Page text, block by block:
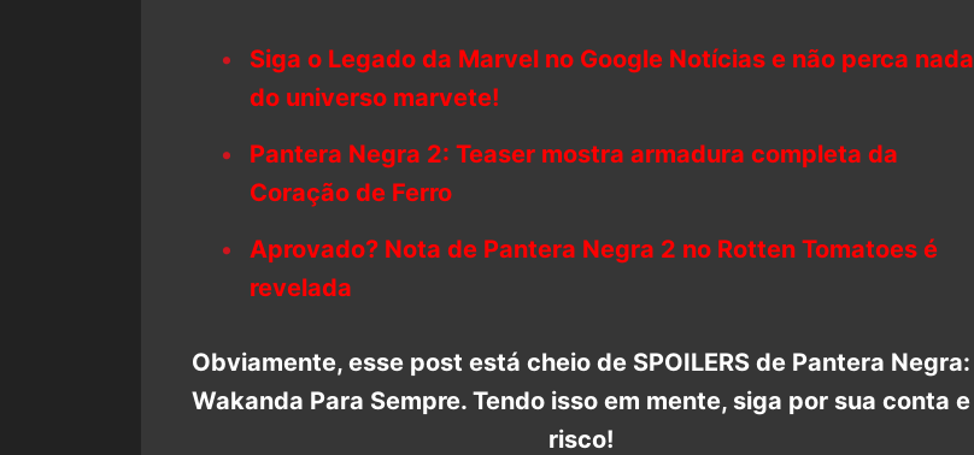
Siga o Legado da Marvel no Google Notícias e não perca nada
do universo marvete!
Pantera Negra 2: Teaser mostra armadura completa da
Coração de Ferro
Aprovado? Nota de Pantera Negra 2 no Rotten Tomatoes é
revelada
Obviamente, esse post está cheio de SPOILERS de Pantera Negra:
Wakanda Para Sempre. Tendo isso em mente, siga por sua conta e
risco!